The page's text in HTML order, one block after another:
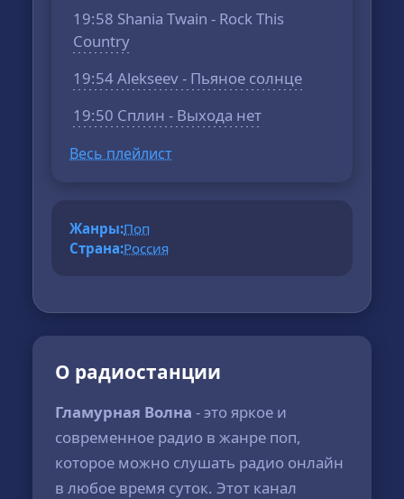
19:58 Shania Twain - Rock This
Country
19:54 Alekseev - Пьяное солнце
19:50 Сплин - Выхода нет
Весь плейлист
Жанры:Поп
Страна:Россия
О радиостанции
Гламурная Волна - это яркое и
современное радио в жанре поп,
которое можно слушать радио онлайн
в любое время суток. Этот канал